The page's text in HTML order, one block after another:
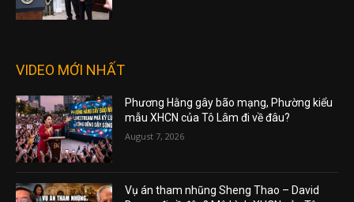
VIDEO MỚI NHẤT
Phương Hằng gây bão mạng, Phường kiểu
mẫu XHCN của Tô Lâm đi về đâu?
August 7, 2026
Vụ án tham nhũng Sheng Thao – David